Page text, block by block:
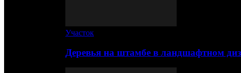
Участок
Деревья на штамбе в ландшафтном